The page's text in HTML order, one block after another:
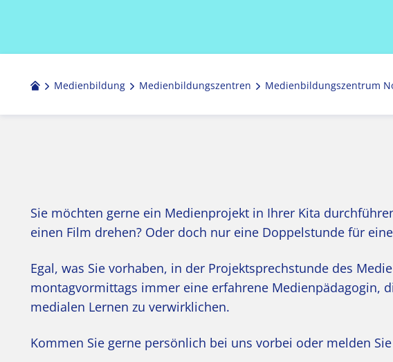
Medienbildung Medien­bildungs­zentren Medienbildungszentrum
Sie möchten gerne ein Medienprojekt in Ihrer Kita
einen Film drehen? Oder doch nur eine Doppelstunde für
Egal, was Sie vorhaben, in der Projektsprechstunde des
montagvormittags immer eine erfahrene Medienpädagogin,
medialen Lernen zu verwirklichen.
Kommen Sie gerne persönlich bei uns vorbei oder melden